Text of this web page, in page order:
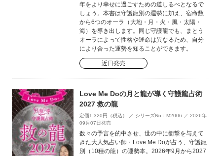
年をより幸せに過ごすための道しるべとなるで
しょう。本書は守護龍別の運勢に加え、宿命数
から6つのオーラ（大地・月・火・風・太陽・
海）を導き出します。同じ守護龍でも、まとう
オーラによって性格や運命は異なるため、自分
により合った運勢を知ることができます。
近日発売
Love Me Doの月と龍が導く守護龍占術
2027 救の龍
定価1,320円（税込） ／ シリーズNo：M2006 ／ 2026年
09月07日発売
数々の予言を的中させ、世の中に衝撃を与えて
きた大人気占い師・Love Me Doが占う、守護龍
別（10種の龍）の運勢本。2026年9月から2027